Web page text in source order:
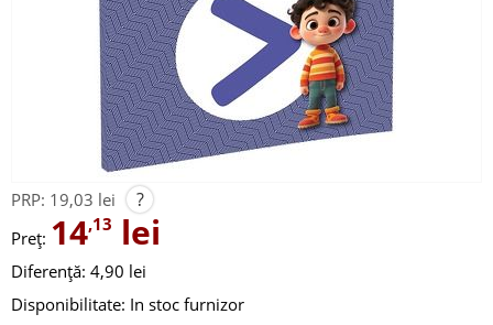
PRP: 19,03 lei ?
Preț: 14,13 lei
Diferență: 4,90 lei
Disponibilitate: In stoc furnizor